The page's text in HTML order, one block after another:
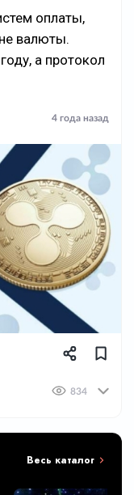
оплаты,
валюты.
а протокол
4 года назад
834
Весь каталог